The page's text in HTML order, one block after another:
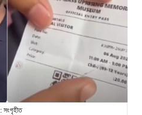
সংগৃহীত